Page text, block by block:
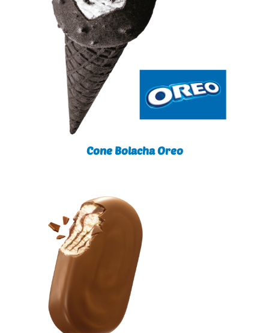
Cone Bolacha Oreo